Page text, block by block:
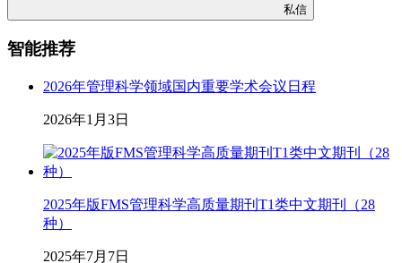
私信
智能推荐
2026年管理科学领域国内重要学术会议日程
2026年1月3日
2025年版FMS管理科学高质量期刊T1类中文期刊（28
种）
2025年7月7日